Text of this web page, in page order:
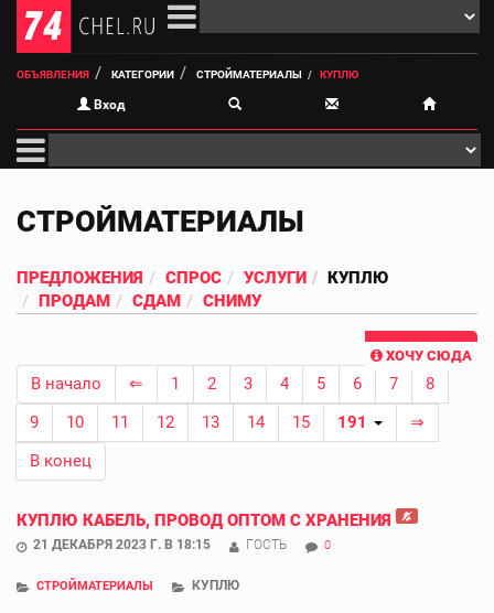
ОБЪЯВЛЕНИЯ КАТЕГОРИИ СТРОЙМАТЕРИАЛЫ КУПЛЮ
Вход
СТРОЙМАТЕРИАЛЫ
ПРЕДЛОЖЕНИЯ СПРОС УСЛУГИ
КУПЛЮ
ПРОДАМ
СДАМ СНИМУ
ХОЧУ СЮДА
В начало ⇐ 1 2 3 4 5 6 7
8
9
10 11 12 13 14 15 191
⇒
В конец
КУПЛЮ КАБЕЛЬ, ПРОВОД ОПТОМ С ХРАНЕНИЯ
21 ДЕКАБРЯ 2023 Г. В 18:15 ГОСТЬ 0
СТРОЙМАТЕРИАЛЫ КУПЛЮ